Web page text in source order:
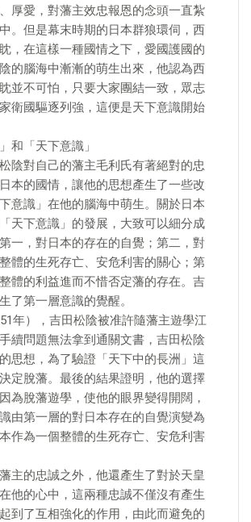
厚愛，對藩主效忠報恩的念頭一直紮
。但是幕末時期的日本群狼環伺，西
，在這樣一種國情之下，愛國護國的
的腦海中漸漸的萌生出來，他認為西
並不可怕，只要大家團結一致，眾志
衛國驅逐列強，這便是天下意識開始
和「天下意識」
陰對自己的藩主毛利氏有著絕對的忠
本的國情，讓他的思想產生了一些改
意識」在他的腦海中萌生。關於日本
天下意識」的發展，大致可以細分成
一，對日本的存在的自覺；第二，對
體的生死存亡、安危利害的關心；第
體的利益進而不惜否定藩的存在。吉
了第一層意識的覺醒。
年），吉田松陰被准許隨藩主遊學江
續問題無法拿到通關文書，吉田松陰
思想，為了驗證「天下中的長洲」這
定脫藩。最後的結果證明，他的選擇
為脫藩遊學，使他的眼界變得開闊，
由第一層的對日本存在的自覺演變為
作為一個整體的生死存亡、安危利害
主的忠誠之外，他還產生了對於天皇
他的心中，這兩種忠誠不僅沒有產生
到了互相強化的作用，由此而避免的